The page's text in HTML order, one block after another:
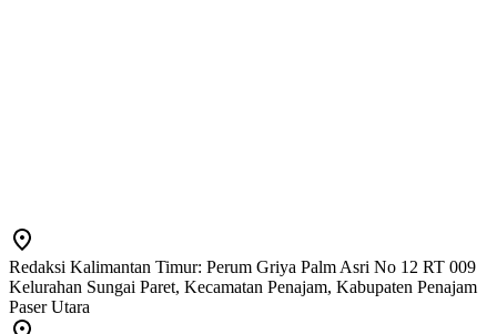
Redaksi Kalimantan Timur: Perum Griya Palm Asri No 12 RT 009
Kelurahan Sungai Paret, Kecamatan Penajam, Kabupaten Penajam
Paser Utara